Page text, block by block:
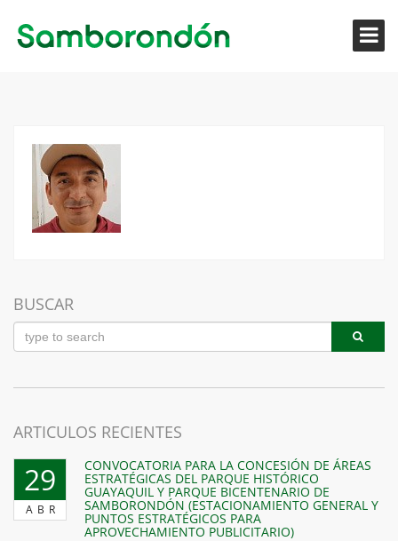
BUSCAR
ARTICULOS RECIENTES
29
ABR
CONVOCATORIA PARA LA CONCESIÓN DE ÁREAS
ESTRATÉGICAS DEL PARQUE HISTÓRICO
GUAYAQUIL Y PARQUE BICENTENARIO DE
SAMBORONDÓN (ESTACIONAMIENTO GENERAL Y
PUNTOS ESTRATÉGICOS PARA
APROVECHAMIENTO PUBLICITARIO)